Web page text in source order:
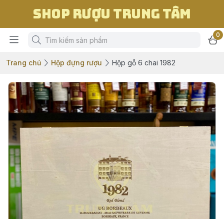
Shop Rượu Trung Tâm
0
Trang chủ Hộp đựng rượu Hộp gỗ 6 chai 1982